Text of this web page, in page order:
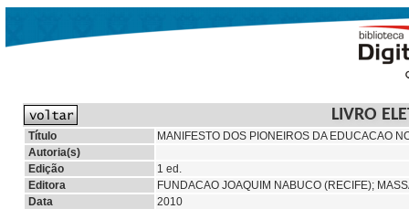
LIVRO
Título
MANIFESTO DOS PIONEIROS DA EDUCACAO
Autoria(s)
Edição
1 ed.
Editora
FUNDACAO JOAQUIM NABUCO (RECIFE);
Data
2010